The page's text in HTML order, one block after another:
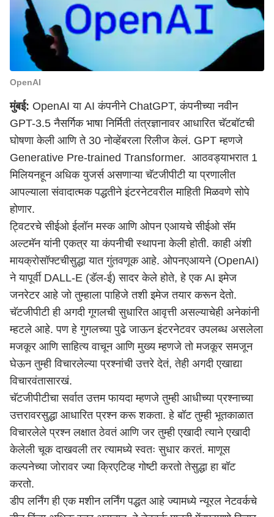
OpenAI
मुंबई: OpenAI या AI कंपनीने ChatGPT, कंपनीच्या नवीन
GPT-3.5 नैसर्गिक भाषा निर्मिती तंत्रज्ञानावर आधारित चॅटबॉटची
घोषणा केली आणि ते 30 नोव्हेंबरला रिलीज केलं. GPT म्हणजे
Generative Pre-trained Transformer. आठवड्याभरात 1
मिलियनहून अधिक युजर्स असणाऱ्या चॅटजीपीटी या प्रणालीत
आपल्याला संवादात्मक पद्धतीने इंटरनेटवरील माहिती मिळवणे सोपे
होणार.
ट्विटरचे सीईओ ईलॉन मस्क आणि ओपन एआयचे सीईओ सॅम
अल्टमॅन यांनी एकत्र या कंपनीची स्थापना केली होती. काही अंशी
मायक्रोसॉफ्टचीसुद्धा यात गुंतवणूक आहे. ओपनएआयने (OpenAI)
ने यापूर्वी DALL-E (डॅल-ई) सादर केले होते, हे एक AI इमेज
जनरेटर आहे जो तुम्हाला पाहिजे तशी इमेज तयार करून देतो.
चॅटजीपीटी ही अगदी गूगलची सुधारित आवृत्ती असल्याचेही अनेकांनी
म्हटले आहे. पण हे गुगलच्या पुढे जाऊन इंटरनेटवर उपलब्ध असलेला
मजकूर आणि साहित्य वाचून आणि मुख्य म्हणजे तो मजकूर समजून
घेऊन तुम्ही विचारलेल्या प्रश्नांची उत्तरे देतं, तेही अगदी एखाद्या
विचारवंतासारखं.
चॅटजीपीटीचा सर्वात उत्तम फायदा म्हणजे तुम्ही आधीच्या प्रश्नाच्या
उत्तरावरसुद्धा आधारित प्रश्न करू शकता. हे बॉट तुम्ही भूतकाळात
विचारलेले प्रश्न लक्षात ठेवतं आणि जर तुम्ही एखादी त्याने एखादी
केलेली चूक दाखवली तर त्यामध्ये स्वतः सुधार करतं. माणूस
कल्पनेच्या जोरावर ज्या क्रिएटिव्ह गोष्टी करतो तेसुद्धा हा बॉट
करतो.
डीप लर्निंग ही एक मशीन लर्निंग पद्धत आहे ज्यामध्ये न्यूरल नेटवर्कचे